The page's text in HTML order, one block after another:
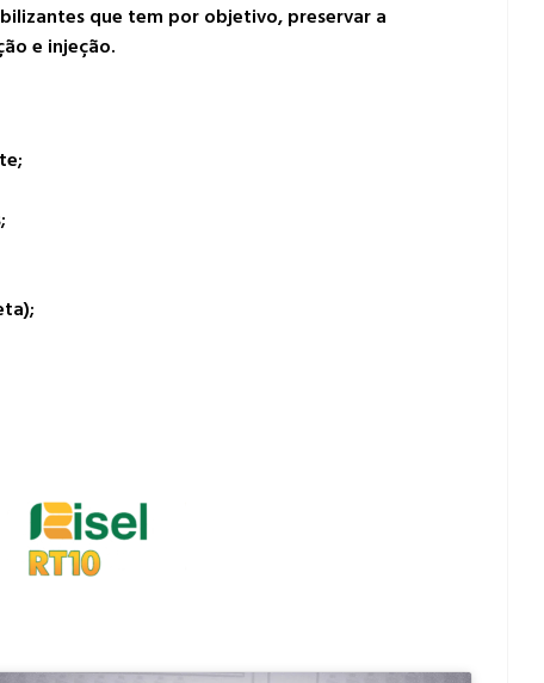
que tem por objetivo, preservar a
e injeção.